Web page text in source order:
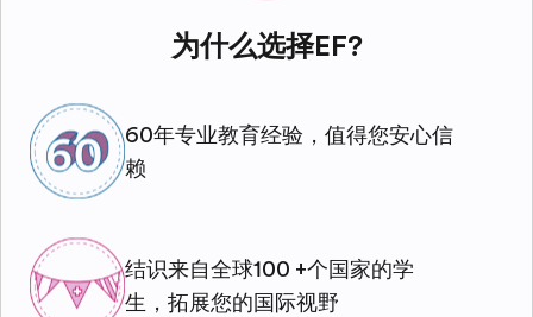
为什么选择EF?
60年专业教育经验，值得您安心信
赖
结识来自全球100 +个国家的学
生，拓展您的国际视野